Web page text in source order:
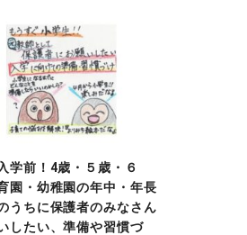
学前！4歳・５歳・６
園・幼稚園の年中・年長
うちに保護者のみなさん
したい、準備や習慣づ